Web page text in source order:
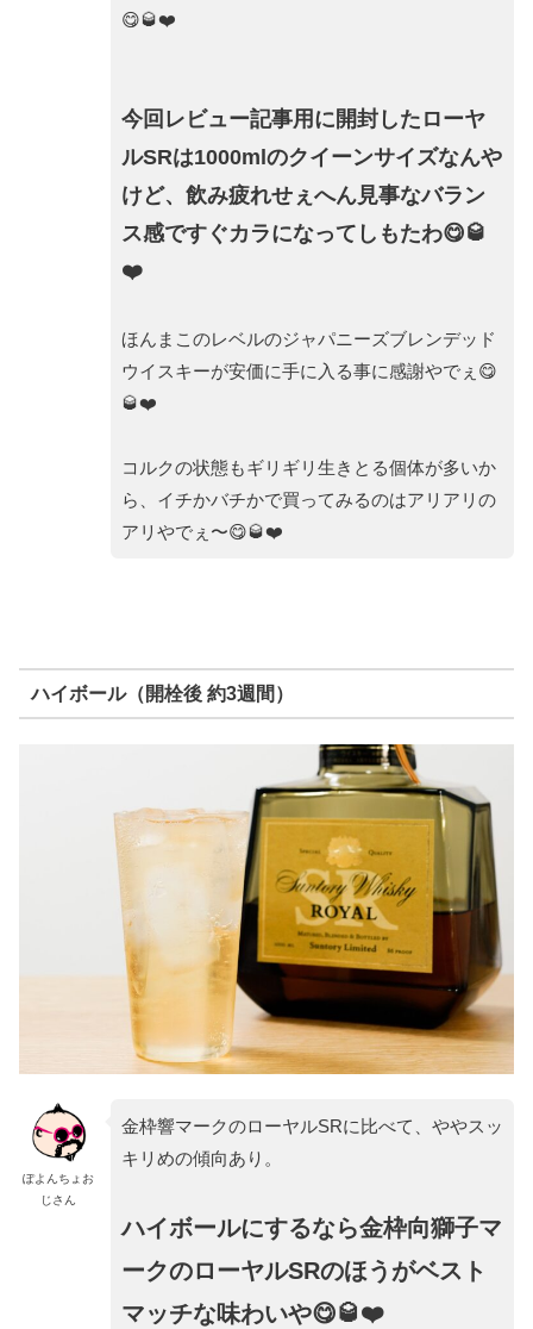
😋🥃❤️
今回レビュー記事用に開封したローヤ
ルSRは1000mlのクイーンサイズなんや
けど、飲み疲れせぇへん見事なバラン
ス感ですぐカラになってしもたわ😋🥃
❤️
ほんまこのレベルのジャパニーズブレンデッド
ウイスキーが安価に手に入る事に感謝やでぇ😋
🥃❤️
コルクの状態もギリギリ生きとる個体が多いか
ら、イチかバチかで買ってみるのはアリアリの
アリやでぇ〜😋🥃❤️
ハイボール（開栓後 約3週間）
ぽよんちょお
じさん
金枠響マークのローヤルSRに比べて、ややスッ
キリめの傾向あり。
ハイボールにするなら金枠向獅子マ
ークのローヤルSRのほうがベスト
マッチな味わいや😋🥃❤️